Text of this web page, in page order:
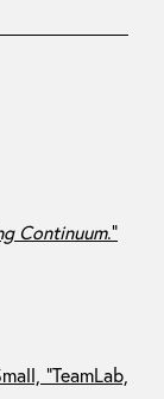
Continuum.”
“TeamLab,